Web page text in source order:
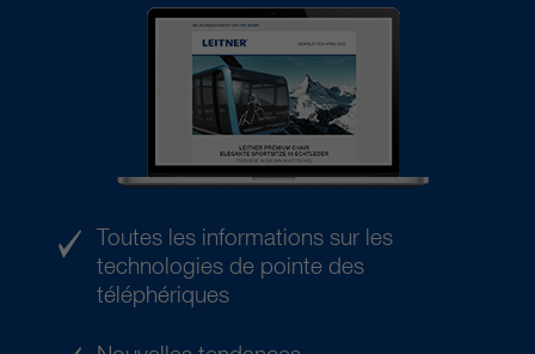
Toutes les informations sur les
technologies de pointe des
téléphériques